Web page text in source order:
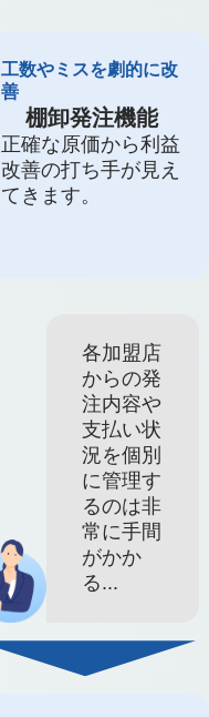
工数やミスを劇的に改
善
棚卸発注機能
正確な原価から利益
改善の打ち手が見え
てきます。
各加盟店
からの発
注内容や
支払い状
況を個別
に管理す
るのは非
常に手間
がかか
る...